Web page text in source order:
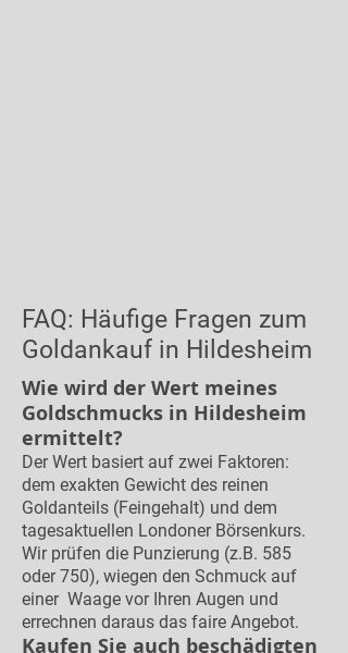
FAQ: Häufige Fragen zum
Goldankauf in Hildesheim
Wie wird der Wert meines
Goldschmucks in Hildesheim
ermittelt?
Der Wert basiert auf zwei Faktoren:
dem exakten Gewicht des reinen
Goldanteils (Feingehalt) und dem
tagesaktuellen Londoner Börsenkurs.
Wir prüfen die Punzierung (z.B. 585
oder 750), wiegen den Schmuck auf
einer Waage vor Ihren Augen und
errechnen daraus das faire Angebot.
Kaufen Sie auch beschädigten